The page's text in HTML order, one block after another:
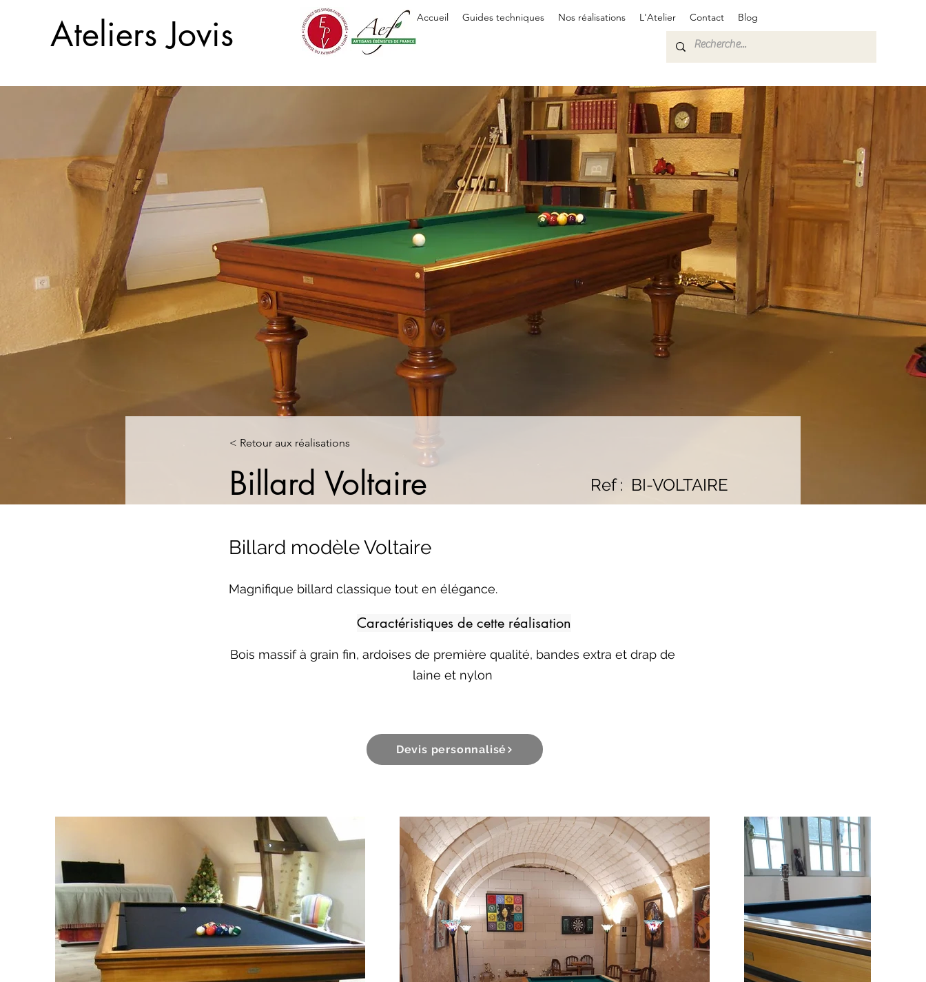
Ateliers Jovis Accueil Guides techniques Nos réalisations L'Atelier Contact Blog
< Retour aux réalisations
Billard Voltaire Ref : BI-VOLTAIRE
Billard modèle Voltaire
Magnifique billard classique tout en élégance.
Caractéristiques de cette réalisation
Bois massif à grain fin, ardoises de première qualité, bandes extra et drap de
laine et nylon
Devis personnalisé